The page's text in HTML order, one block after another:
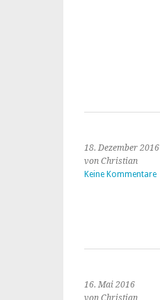
18. Dezember 2016
von Christian
Keine Kommentare
16. Mai 2016
von Christian